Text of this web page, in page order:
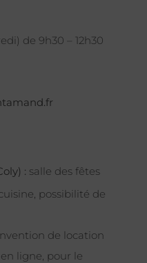
de 9h30 – 12h30
: salle des fêtes
possibilité de
de location
ligne, pour le